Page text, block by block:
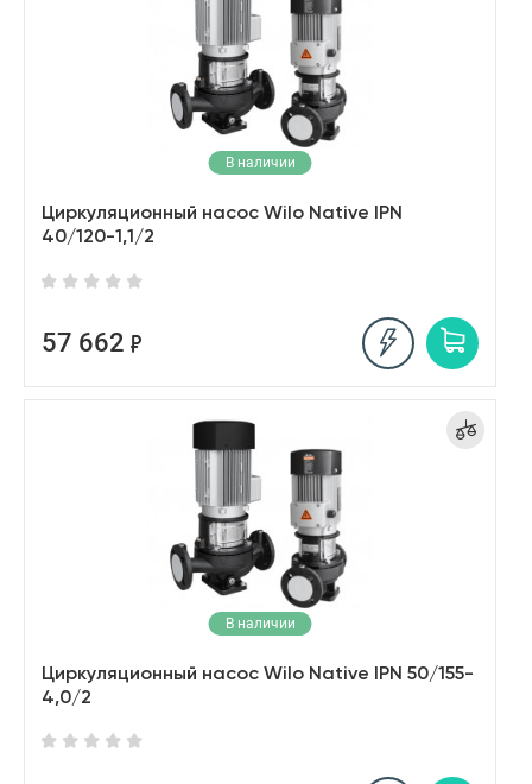
В наличии
Циркуляционный насос Wilo Native IPN
40/120-1,1/2
57 662
В наличии
Циркуляционный насос Wilo Native IPN 50/155-
4,0/2